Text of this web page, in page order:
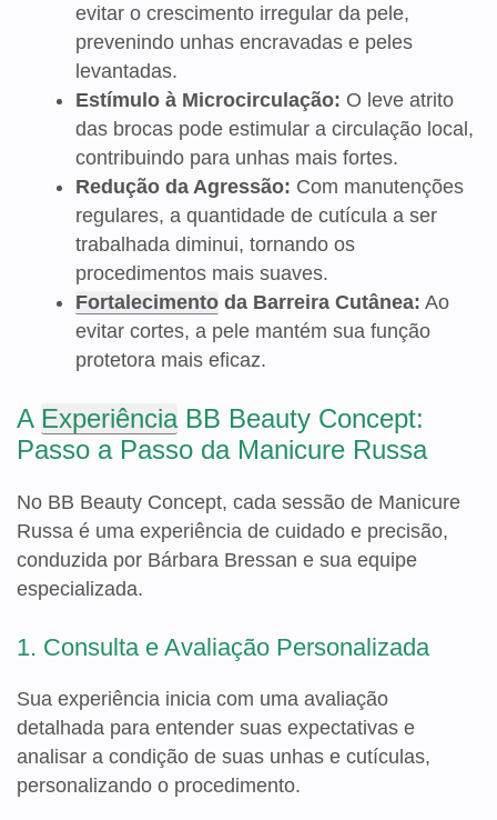
evitar o crescimento irregular da pele,
prevenindo unhas encravadas e peles
levantadas.
Estímulo à Microcirculação: O leve atrito
das brocas pode estimular a circulação local,
contribuindo para unhas mais fortes.
Redução da Agressão: Com manutenções
regulares, a quantidade de cutícula a ser
trabalhada diminui, tornando os
procedimentos mais suaves.
Fortalecimentoda Barreira Cutânea: Ao
evitar cortes, a pele mantém sua função
protetora mais eficaz.
A ExperiênciaBB Beauty Concept:
Passo a Passo da Manicure Russa
No BB Beauty Concept, cada sessão de Manicure
Russa é uma experiência de cuidado e precisão,
conduzida por Bárbara Bressan e sua equipe
especializada.
1. Consulta e Avaliação Personalizada
Sua experiência inicia com uma avaliação
detalhada para entender suas expectativas e
analisar a condição de suas unhas e cutículas,
personalizando o procedimento.